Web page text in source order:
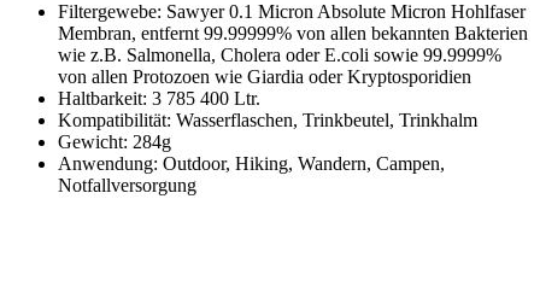
Filtergewebe: Sawyer 0.1 Micron Absolute Micron Hohlfaser
Membran, entfernt 99.99999% von allen bekannten Bakterien
wie z.B. Salmonella, Cholera oder E.coli sowie 99.9999%
von allen Protozoen wie Giardia oder Kryptosporidien
Haltbarkeit: 3 785 400 Ltr.
Kompatibilität: Wasserflaschen, Trinkbeutel, Trinkhalm
Gewicht: 284g
Anwendung: Outdoor, Hiking, Wandern, Campen,
Notfallversorgung